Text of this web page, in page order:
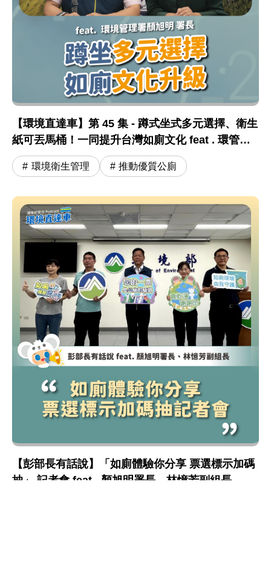
【環境直達車】第 45 集 - 蹲式坐式多元選擇、衛生
紙可丟馬桶！一同提升台灣如廁文化 feat . 環管署
顏旭明署長
環境衛生管理 推動優質公廁
【彭部長有話說】「如廁體驗你分享 票選標示加碼
抽」 記者會 feat . 顏旭明署長、林憶芳副組長